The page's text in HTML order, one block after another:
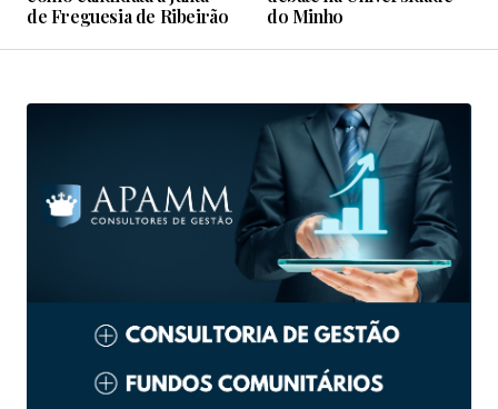
de Freguesia de Ribeirão
do Minho